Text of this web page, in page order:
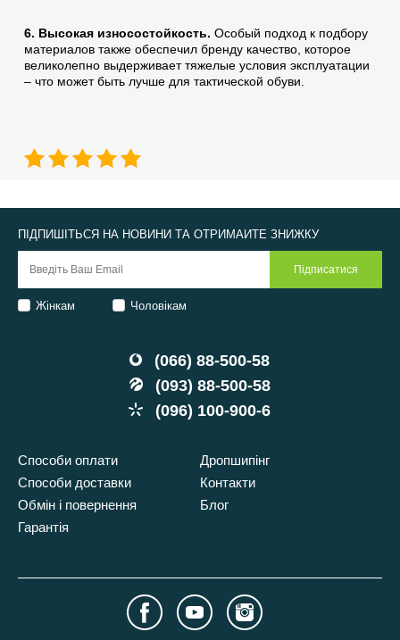
6. Высокая износостойкость. Особый подход к подбору
материалов также обеспечил бренду качество, которое
великолепно выдерживает тяжелые условия эксплуатации
– что может быть лучше для тактической обуви.
(066) 88-500-58
(093) 88-500-58
(096) 100-900-6
Способи оплати
Способи доставки
Обмін і повернення
Гарантія
Дропшипінг
Контакти
Блог
ПІДПИШІТЬСЯ НА НОВИНИ ТА ОТРИМАЙТЕ ЗНИЖКУ
Жінкам Чоловікам